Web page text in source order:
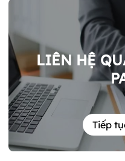
LIÊN HỆ
Tiếp